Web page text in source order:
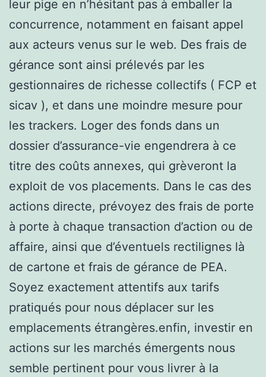
leur pige en n’hésitant pas à emballer la
concurrence, notamment en faisant appel
aux acteurs venus sur le web. Des frais de
gérance sont ainsi prélevés par les
gestionnaires de richesse collectifs ( FCP et
sicav ), et dans une moindre mesure pour
les trackers. Loger des fonds dans un
dossier d’assurance-vie engendrera à ce
titre des coûts annexes, qui grèveront la
exploit de vos placements. Dans le cas des
actions directe, prévoyez des frais de porte
à porte à chaque transaction d’action ou de
affaire, ainsi que d’éventuels rectilignes là
de cartone et frais de gérance de PEA.
Soyez exactement attentifs aux tarifs
pratiqués pour nous déplacer sur les
emplacements étrangères.enfin, investir en
actions sur les marchés émergents nous
semble pertinent pour vous livrer à la